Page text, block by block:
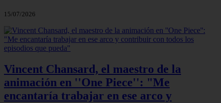
15/07/2026
Vincent Chansard, el maestro de la
animación en ''One Piece'': "Me
encantaría trabajar en ese arco y